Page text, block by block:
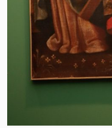
Haz un donativo